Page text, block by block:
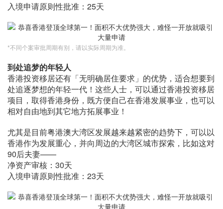
入境申请原则性批准：25天
*不同个案审批周期有别，请以实际周期为准。
到处追梦的年轻人
香港投资移居还有「无明确居住要求」的优势，适合想要到
处追逐梦想的年轻一代！这些人士，可以通过香港投资移居
项目，取得香港身份，既方便自己在香港发展事业，也可以
相对自由地到其它地方拓展事业！
尤其是目前粤港澳大湾区发展越来越紧密的趋势下，可以以
香港作为发展重心，并向周边的大湾区城市探索，比如这对
90后夫妻——
净资产审核：30天
入境申请原则性批准：23天